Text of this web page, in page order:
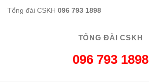
Tổng đài CSKH 096 793 1898
TỔNG ĐÀI CSKH
096 793 1898